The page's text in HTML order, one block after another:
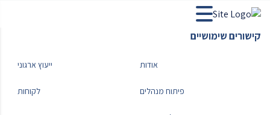
קישורים שימושיים
אודות ייעוץ ארגוני
פיתוח מנהלים לקוחות